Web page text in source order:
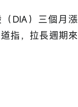
（DIA）三個月漲
指，拉長週期來